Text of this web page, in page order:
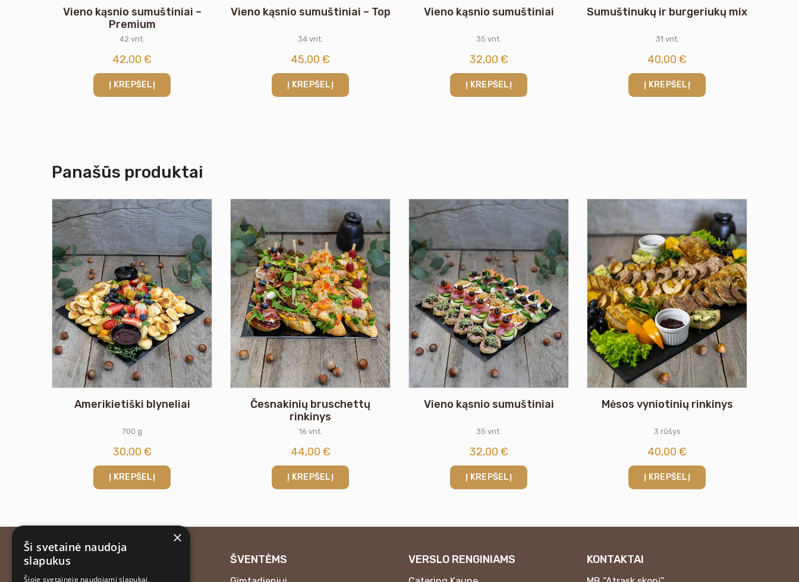
Vieno kąsnio sumuštiniai –
Premium
42 vnt.
42,00 €
Į KREPŠELĮ
Vieno kąsnio sumuštiniai – Top
34 vnt.
45,00 €
Į KREPŠELĮ
Vieno kąsnio sumuštiniai
35 vnt.
32,00 €
Į KREPŠELĮ
Sumuštinukų ir burgeriukų mix
31 vnt.
40,00 €
Į KREPŠELĮ
Panašūs produktai
Amerikietiški blyneliai
700 g
30,00 €
Į KREPŠELĮ
Česnakinių bruschettų
rinkinys
16 vnt.
44,00 €
Į KREPŠELĮ
Vieno kąsnio sumuštiniai
35 vnt.
32,00 €
Į KREPŠELĮ
Mėsos vyniotinių rinkinys
3 rūšys
40,00 €
Į KREPŠELĮ
UŽKANDŽIAI ŠVENTĖMS VERSLO RENGINIAMS KONTAKTAI
×
Ši svetainė naudoja
slapukus
Šioje svetainėje naudojami slapukai,